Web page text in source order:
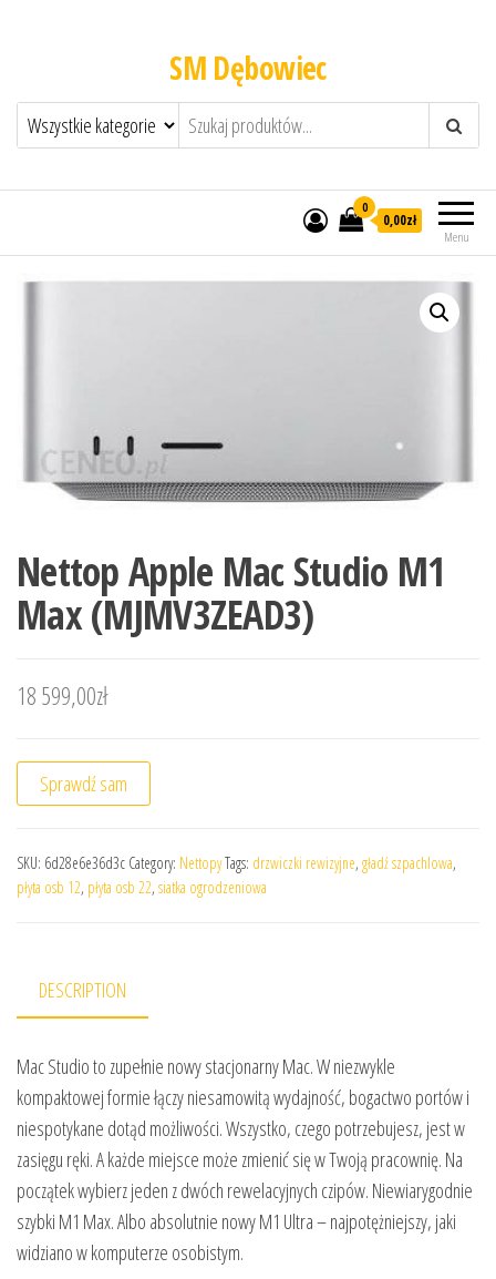
SM Dębowiec
Menu
0
0,00zł
Nettop Apple Mac Studio M1
Max (MJMV3ZEAD3)
18 599,00zł
Sprawdź sam
SKU: 6d28e6e36d3c Category: NettopyTags: drzwiczki rewizyjne, gładź szpachlowa,
płyta osb 12, płyta osb 22, siatka ogrodzeniowa
DESCRIPTION
Mac Studio to zupełnie nowy stacjonarny Mac. W niezwykle
kompaktowej formie łączy niesamowitą wydajność, bogactwo portów i
niespotykane dotąd możliwości. Wszystko, czego potrzebujesz, jest w
zasięgu ręki. A każde miejsce może zmienić się w Twoją pracownię. Na
początek wybierz jeden z dwóch rewelacyjnych czipów. Niewiarygodnie
szybki M1 Max. Albo absolutnie nowy M1 Ultra – najpotężniejszy, jaki
widziano w komputerze osobistym.